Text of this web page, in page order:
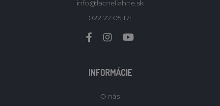
info@lacneliahne.sk
022 22 05 171
INFORMÁCIE
O nás